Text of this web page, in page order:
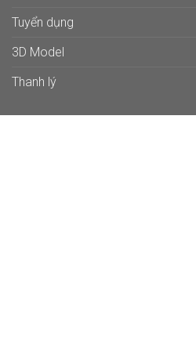
Tuyển dụng
3D Model
Thanh lý